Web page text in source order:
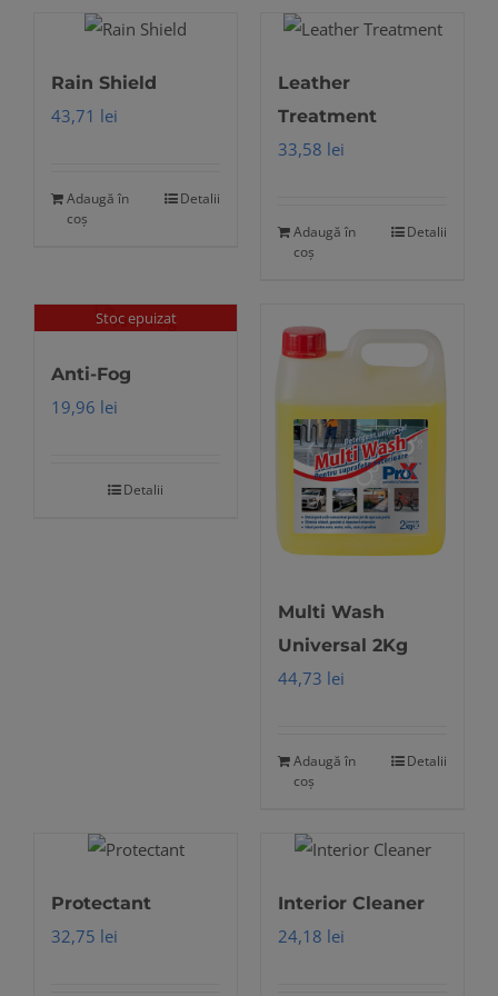
Rain Shield
43,71 lei
Adaugă în
coș
Detalii
Leather
Treatment
33,58 lei
Adaugă în
coș
Detalii
Stoc epuizat
Anti-Fog
19,96 lei
Detalii
Multi Wash
Universal 2Kg
44,73 lei
Adaugă în
coș
Detalii
Protectant
32,75 lei
Interior Cleaner
24,18 lei